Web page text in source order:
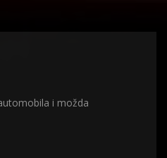
i možda